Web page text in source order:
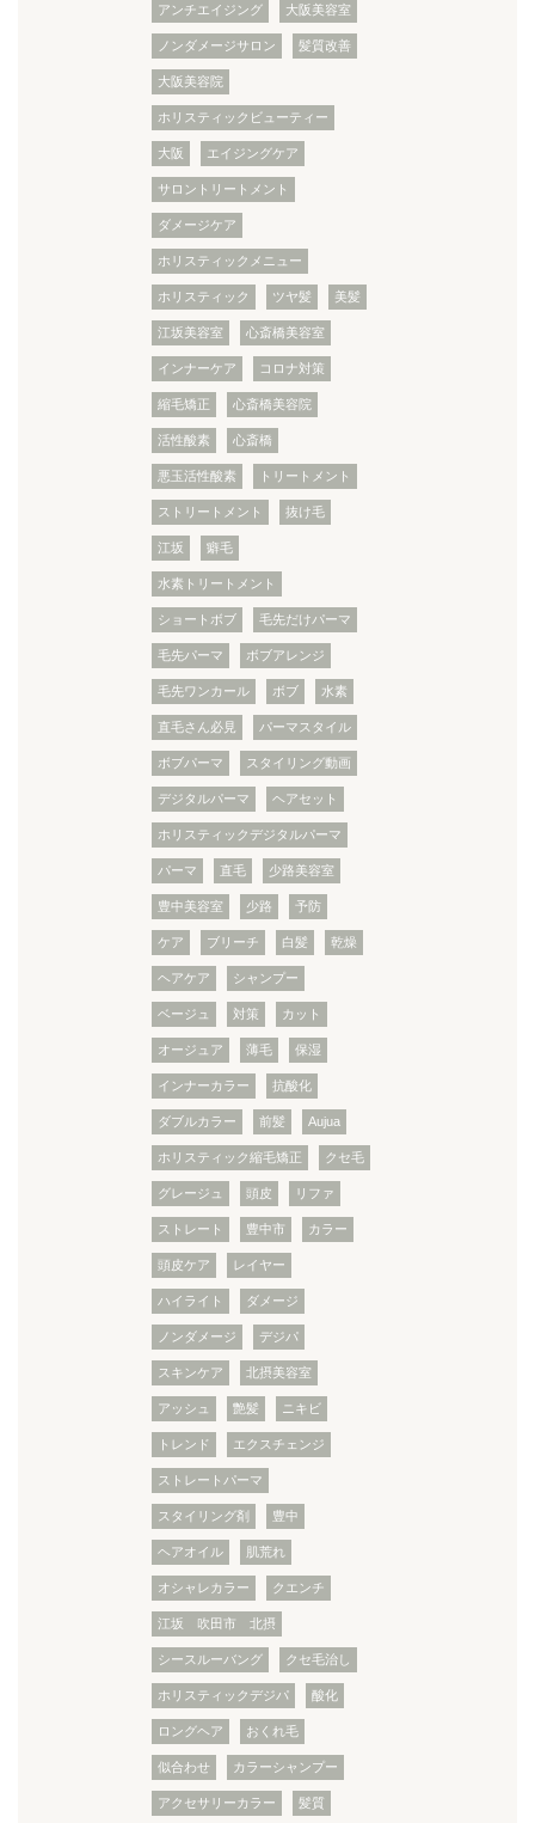
アンチエイジング 大阪美容室
ノンダメージサロン 髪質改善
大阪美容院
ホリスティックビューティー
大阪 エイジングケア
サロントリートメント
ダメージケア
ホリスティックメニュー
ホリスティック ツヤ髪 美髪
江坂美容室 心斎橋美容室
インナーケア コロナ対策
縮毛矯正 心斎橋美容院
活性酸素 心斎橋
悪玉活性酸素 トリートメント
ストリートメント 抜け毛
江坂 癖毛
水素トリートメント
ショートボブ 毛先だけパーマ
毛先パーマ ボブアレンジ
毛先ワンカール ボブ 水素
直毛さん必見 パーマスタイル
ボブパーマ スタイリング動画
デジタルパーマ ヘアセット
ホリスティックデジタルパーマ
パーマ 直毛 少路美容室
豊中美容室 少路 予防
ケア ブリーチ 白髪 乾燥
ヘアケア シャンプー
ベージュ 対策 カット
オージュア 薄毛 保湿
インナーカラー 抗酸化
ダブルカラー 前髪 Aujua
ホリスティック縮毛矯正 クセ毛
グレージュ 頭皮 リファ
ストレート 豊中市 カラー
頭皮ケア レイヤー
ハイライト ダメージ
ノンダメージ デジパ
スキンケア 北摂美容室
アッシュ 艶髪 ニキビ
トレンド エクスチェンジ
ストレートパーマ
スタイリング剤 豊中
ヘアオイル 肌荒れ
オシャレカラー クエンチ
江坂 吹田市 北摂
シースルーバング クセ毛治し
ホリスティックデジパ 酸化
ロングヘア おくれ毛
似合わせ カラーシャンプー
アクセサリーカラー 髪質